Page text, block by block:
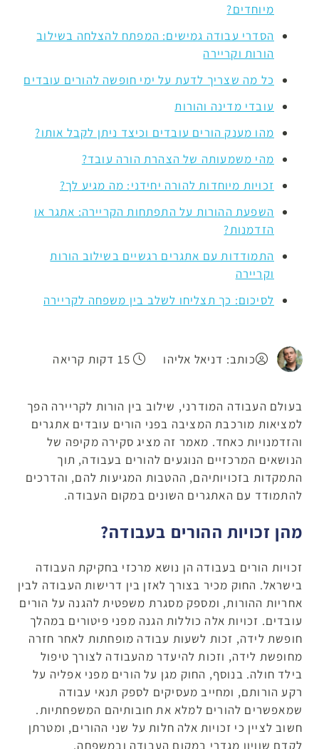
מיוחדים?
הסדרי עבודה גמישים: המפתח להצלחה בשילוב
הורות וקריירה
כל מה שצריך לדעת על ימי חופשה להורים עובדים
עובדי מדינה והורות
מהו מענק הורים עובדים וכיצד ניתן לקבל אותו?
מהי משמעותה של הצהרת הורה עובד?
זכויות מיוחדות להורה יחידני: מה מגיע לך?
השפעת ההורות על התפתחות הקריירה: אתגר או
הזדמנות?
התמודדות עם אתגרים רגשיים בשילוב הורות
וקריירה
לסיכום: כך תצליחו לשלב בין משפחה לקריירה
כותב: דניאל אליהו 15 דקות קריאה
בעולם העבודה המודרני, שילוב בין הורות לקריירה הפך
למציאות מורכבת המציבה בפני הורים עובדים אתגרים
והזדמנויות כאחד. מאמר זה מציג סקירה מקיפה של
הנושאים המרכזיים הנוגעים להורים בעבודה, תוך
התמקדות בזכויותיהם, ההטבות המגיעות להם, והדרכים
להתמודד עם האתגרים השונים במקום העבודה.
מהן זכויות ההורים בעבודה?
זכויות הורים בעבודה הן נושא מרכזי בחקיקת העבודה
בישראל. החוק מכיר בצורך לאזן בין דרישות העבודה לבין
אחריות ההורות, ומספק מסגרת משפטית להגנה על הורים
עובדים. זכויות אלה כוללות הגנה מפני פיטורים במהלך
חופשת לידה, זכות לשעות עבודה מופחתות לאחר חזרה
מחופשת לידה, וזכות להיעדר מהעבודה לצורך טיפול
בילד חולה. בנוסף, החוק מגן על הורים מפני אפליה על
רקע הורותם, ומחייב מעסיקים לספק תנאי עבודה
שמאפשרים להורים למלא את חובותיהם המשפחתיות.
חשוב לציין כי זכויות אלה חלות על שני ההורים, ומטרתן
לקדם שוויון מגדרי במקום העבודה ובמשפחה.